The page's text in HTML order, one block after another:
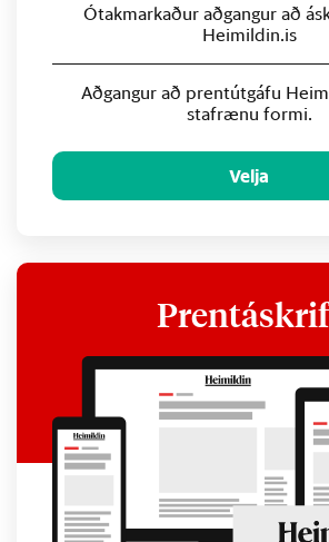
Ótakmarkaður aðgangur að
Heimildin.is
Aðgangur að prentútgáfu
stafrænu formi.
Velja